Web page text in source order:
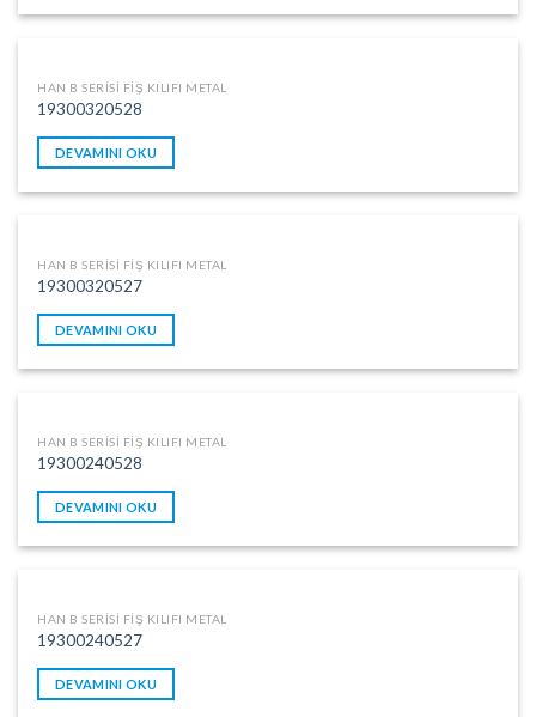
HAN B SERISI FIŞ KILIFI METAL
19300320528
DEVAMINI OKU
HAN B SERISI FIŞ KILIFI METAL
19300320527
DEVAMINI OKU
HAN B SERISI FIŞ KILIFI METAL
19300240528
DEVAMINI OKU
HAN B SERISI FIŞ KILIFI METAL
19300240527
DEVAMINI OKU